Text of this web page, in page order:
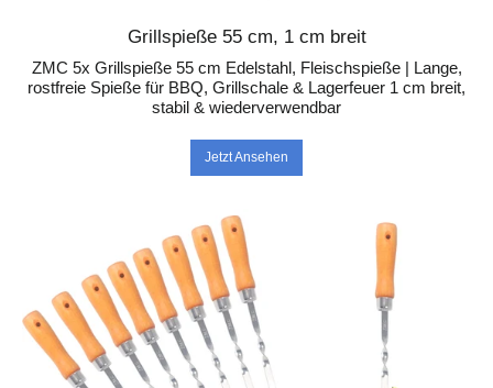
Grillspieße 55 cm, 1 cm breit
ZMC 5x Grillspieße 55 cm Edelstahl, Fleischspieße | Lange,
rostfreie Spieße für BBQ, Grillschale & Lagerfeuer 1 cm breit,
stabil & wiederverwendbar
Jetzt Ansehen